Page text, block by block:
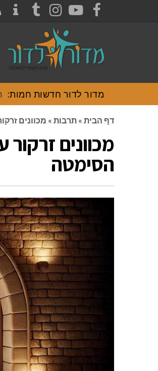
FACEBOOK
YOUTUBE
INSTAGRAM
TUMBLR
מדור לדור חדשות חמות:
דף הבית » תרבות » מכוונים
מכוונים זרקור
הסימטה